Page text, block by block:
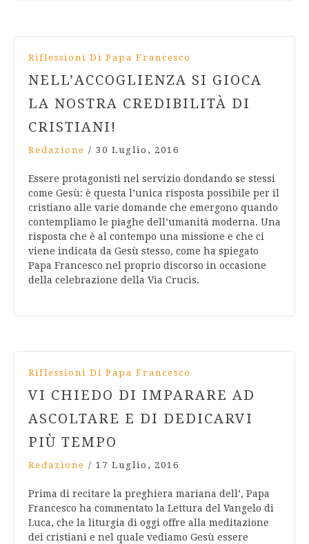
Riflessioni Di Papa Francesco
NELL’ACCOGLIENZA SI GIOCA
LA NOSTRA CREDIBILITÀ DI
CRISTIANI!
Redazione / 30 Luglio, 2016
Essere protagonisti nel servizio dondando se stessi
come Gesù: è questa l’unica risposta possibile per il
cristiano alle varie domande che emergono quando
contempliamo le piaghe dell’umanità moderna. Una
risposta che è al contempo una missione e che ci
viene indicata da Gesù stesso, come ha spiegato
Papa Francesco nel proprio discorso in occasione
della celebrazione della Via Crucis.
Riflessioni Di Papa Francesco
VI CHIEDO DI IMPARARE AD
ASCOLTARE E DI DEDICARVI
PIÙ TEMPO
Redazione / 17 Luglio, 2016
Prima di recitare la preghiera mariana dell’, Papa
Francesco ha commentato la Lettura del Vangelo di
Luca, che la liturgia di oggi offre alla meditazione
dei cristiani e nel quale vediamo Gesù essere